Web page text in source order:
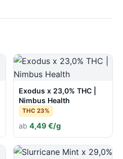
Exodus x 23,0% THC |
Nimbus Health
THC 23%
ab 4,49 €/g